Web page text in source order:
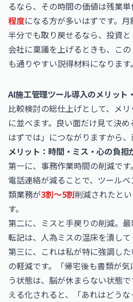
るなら、その時間の価値は残業
程度になる方が多いはずです。
半分でも取り戻せるなら、投資と
会社に稟議を上げるときも、こ
も通りやすい説得材料になります。
AI施工管理ツール導入のメリット
比較検討の総仕上げとして、メ
に並べます。良い面だけ見て決
はずでは」につながりますから、
メリット：時間・ミス・心の負担
第一に、事務作業時間の削減です
電話連絡が減ることで、ツール
類業務が3割〜5割削減されたと
す。
第二に、ミスと手戻りの削減。
転記は、人為ミスの温床を潰して
第三に、これは私が特に強調し
の軽減です。「帰宅後も書類が
う状態は、脳が休まらない状態
える化されると、「あれはどう